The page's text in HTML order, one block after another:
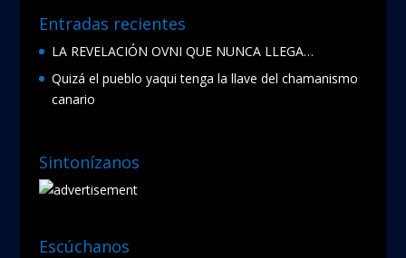
Entradas recientes
LA REVELACIÓN OVNI QUE NUNCA LLEGA…
Quizá el pueblo yaqui tenga la llave del chamanismo
canario
Sintonízanos
Escúchanos